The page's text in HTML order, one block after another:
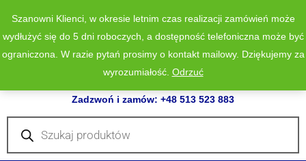
Zadzwoń i zamów: +48 513 523 883
Wyszukiwarka
produktów
Szanowni Klienci, w okresie letnim czas realizacji zamówień może
wydłużyć się do 5 dni roboczych, a dostępność telefoniczna może być
ograniczona. W razie pytań prosimy o kontakt mailowy. Dziękujemy za
wyrozumiałość. Odrzuć